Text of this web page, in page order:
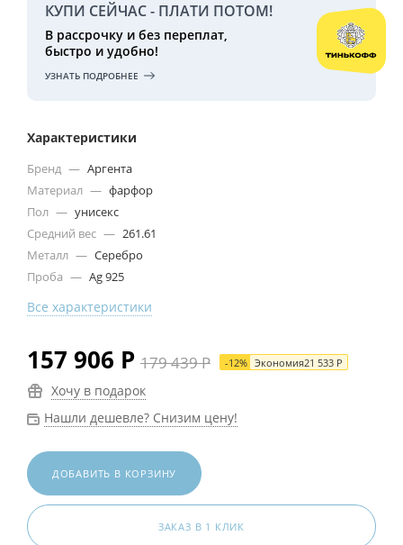
КУПИ СЕЙЧАС - ПЛАТИ ПОТОМ!
В рассрочку и без переплат,
быстро и удобно!
УЗНАТЬ ПОДРОБНЕЕ
Характеристики
Бренд — Аргента
Материал — фарфор
Пол — унисекс
Средний вес — 261.61
Металл — Серебро
Проба — Ag 925
Все характеристики
157 906 Р 179 439Р -12% Экономия21 533 Р
Хочу в подарок
Нашли дешевле? Снизим цену!
ДОБАВИТЬ В КОРЗИНУ
ЗАКАЗ В 1 КЛИК